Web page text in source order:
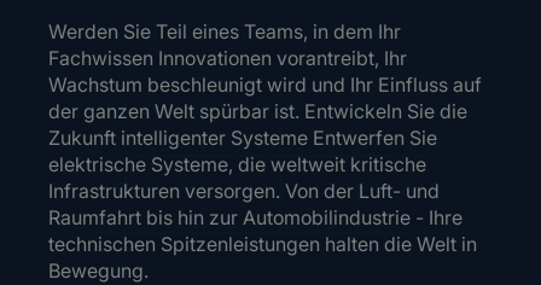
Werden Sie Teil eines Teams, in dem Ihr
Fachwissen Innovationen vorantreibt, Ihr
Wachstum beschleunigt wird und Ihr Einfluss auf
der ganzen Welt spürbar ist. Entwickeln Sie die
Zukunft intelligenter Systeme Entwerfen Sie
elektrische Systeme, die weltweit kritische
Infrastrukturen versorgen. Von der Luft- und
Raumfahrt bis hin zur Automobilindustrie - Ihre
technischen Spitzenleistungen halten die Welt in
Bewegung.